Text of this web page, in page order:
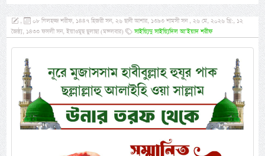
,
০৮ যিলহজ্জ শরীফ, ১৪৪৭ হিজরী সন, ২৬ ছানী আশার, ১৩৯৩ শামসী সন , ২৬ মে, ২০২৬ খ্রি:, ১২
জৈষ্ঠ্য, ১৪৩৩ ফসলী সন, ইয়াওমুছ ছুলাছা (মঙ্গলবার)
সাইয়্যিদু সাইয়্যিদিল আ’ইয়াদ শরীফ